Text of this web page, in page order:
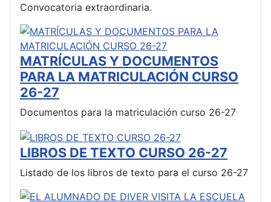
Convocatoria extraordinaria.
MATRÍCULAS Y DOCUMENTOS
PARA LA MATRICULACIÓN CURSO
26-27
Documentos para la matriculación curso 26-27
LIBROS DE TEXTO CURSO 26-27
Listado de los libros de texto para el curso 26-27